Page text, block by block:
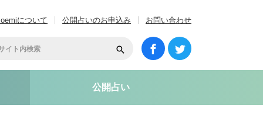
について 公開占いのお申込み お問い合わせ
公開占い